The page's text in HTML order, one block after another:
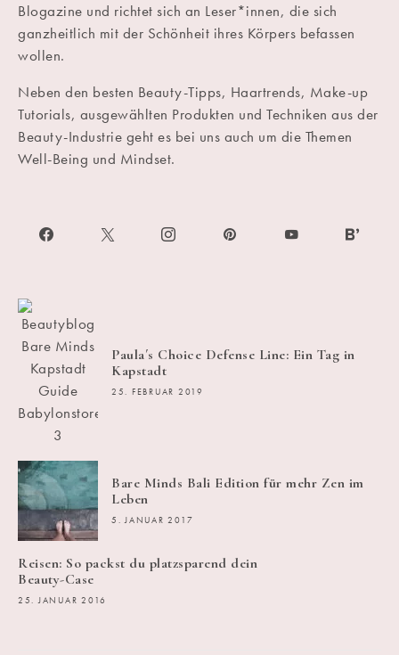
Blogazine und richtet sich an Leser*innen, die sich
ganzheitlich mit der Schönheit ihres Körpers befassen
wollen.
Neben den besten Beauty-Tipps, Haartrends, Make-up
Tutorials, ausgewählten Produkten und Techniken aus der
Beauty-Industrie geht es bei uns auch um die Themen
Well-Being und Mindset.
Paula´s Choice Defense Line: Ein Tag in
Kapstadt
25. FEBRUAR 2019
Bare Minds Bali Edition für mehr Zen im
Leben
5. JANUAR 2017
Reisen: So packst du platzsparend dein
Beauty-Case
25. JANUAR 2016